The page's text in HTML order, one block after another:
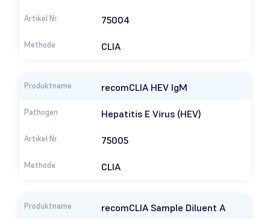
CLIA
75004
recomCLIA HEV IgM
Hepatitis E Virus (HEV)
CLIA
75005
recomCLIA Sample Diluent A